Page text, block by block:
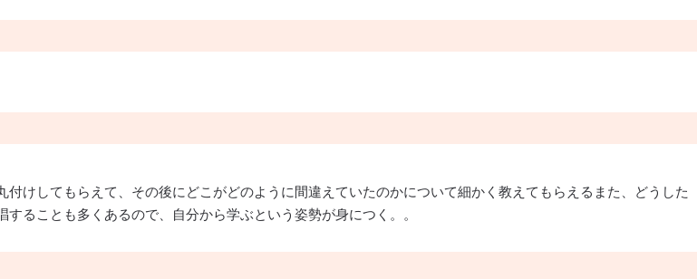
けしてもらえて、その後にどこがどのように間違えていたのかについて細かく教えてもらえるまた、どうした
ることも多くあるので、自分から学ぶという姿勢が身につく。。